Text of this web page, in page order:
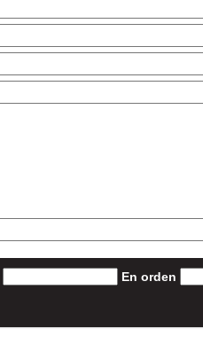
En orden